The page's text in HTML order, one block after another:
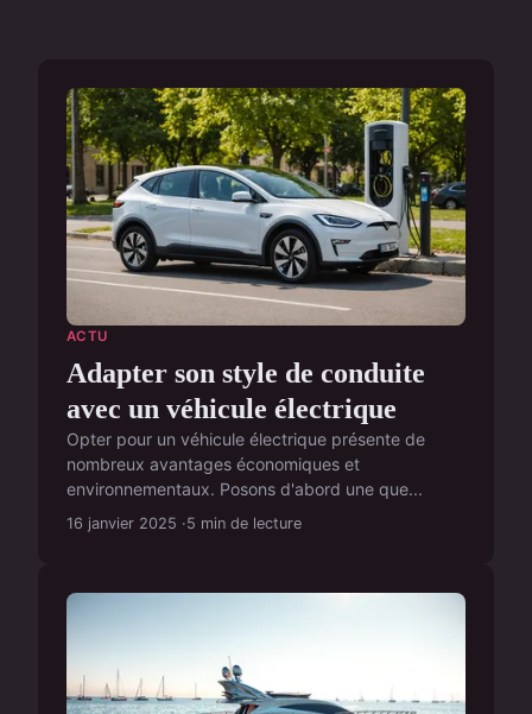
ACTU
Adapter son style de conduite
avec un véhicule électrique
Opter pour un véhicule électrique présente de
nombreux avantages économiques et
environnementaux. Posons d'abord une que...
16 janvier 2025 5 min de lecture